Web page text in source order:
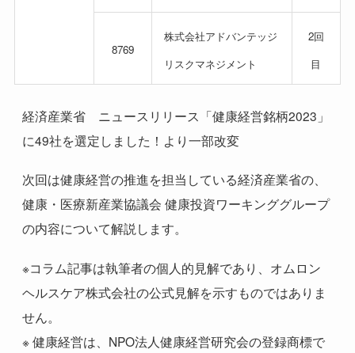
8769
株式会社アドバンテッジ
リスクマネジメント
2回
目
経済産業省 ニュースリリース「健康経営銘柄2023 」
に49社を選定しました！より一部改変
次回は健康経営の推進を担当している経済産業省の、
健康・医療新産業協議会 健康投資ワーキンググループ
の内容について解説します。
※コラム記事は執筆者の個人的見解であり、オムロン
ヘルスケア株式会社の公式見解を示すものではありま
せん。
※ 健康経営は、 NPO法人健康経営研究会の登録商標で